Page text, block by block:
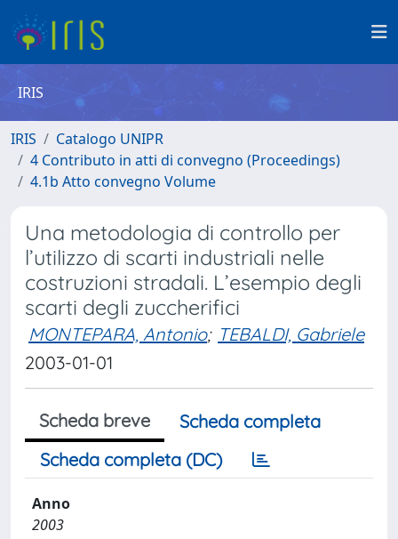
IRIS
IRIS
Catalogo UNIPR
4 Contributo in atti di convegno (Proceedings)
4.1b Atto convegno Volume
Una metodologia di controllo per
l’utilizzo di scarti industriali nelle
costruzioni stradali. L’esempio degli
scarti degli zuccherifici
MONTEPARA, Antonio; TEBALDI, Gabriele
2003-01-01
Scheda breve
Scheda completa
Scheda completa (DC)
Anno
2003